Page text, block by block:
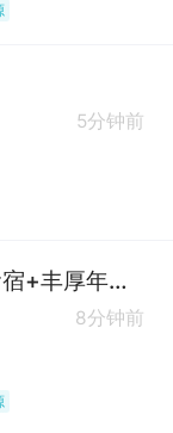
5分钟前
昊锐:底盘组装/普工(5险1金+包食宿+丰厚年终奖)
8分钟前